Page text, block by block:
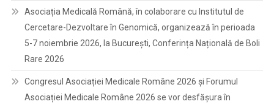
Asociația Medicală Română, în colaborare cu Institutul de
Cercetare-Dezvoltare în Genomică, organizează în perioada
5-7 noiembrie 2026, la București, Conferința Națională de Boli
Rare 2026
Congresul Asociației Medicale Române 2026 și Forumul
Asociației Medicale Române 2026 se vor desfășura în